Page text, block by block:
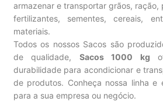
armazenar e transportar grãos, ração,
fertilizantes, sementes, cereais,
materiais.
Todos os nossos Sacos são
de qualidade, Sacos 1000 kg
durabilidade para acondicionar e
de produtos. Conheça nossa linha e
para a sua empresa ou negócio.